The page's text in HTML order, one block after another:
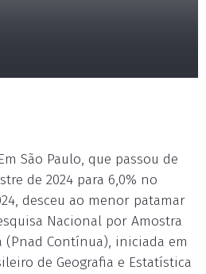
São Paulo, que passou de
de 2024 para 6,0% no
desceu ao menor patamar
Nacional por Amostra
Contínua), iniciada em
de Geografia e Estatística